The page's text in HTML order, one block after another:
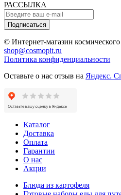
РАССЫЛКА
Подписаться
© Интернет-магазин
shop@cosmopit.ru
Политика конфиденциальности
Оставьте о нас отзыв на Яндекс.
Каталог
Доставка
Оплата
Гарантии
О нас
Акции
Блюда из картофеля